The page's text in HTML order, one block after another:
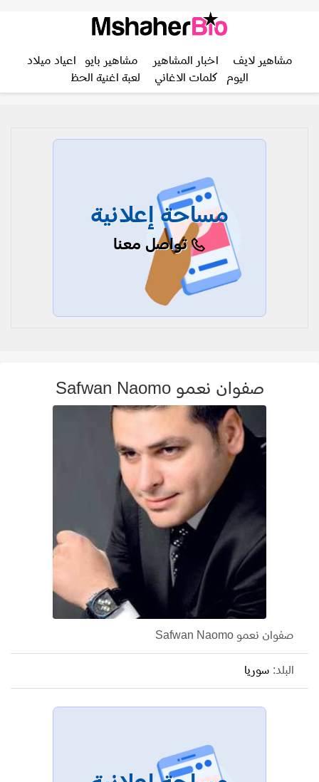
مشاهير لايف اخبار المشاهير مشاهير بايو
اعياد ميلاد
اليوم
كلمات الاغاني لعبة اغنية الحظ
مساحة إعلانية
تواصل معنا
صفوان نعمو Safwan Naomo
صفوان نعمو Safwan Naomo
البلد: سوريا